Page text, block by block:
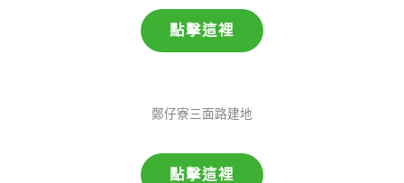
點擊這裡
鄭仔寮三面路建地
點擊這裡